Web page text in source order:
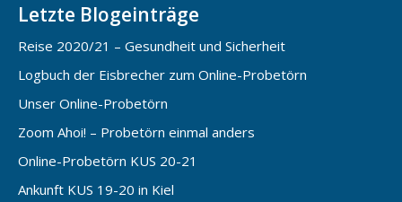
Letzte Blogeinträge
Reise 2020/21 – Gesundheit und Sicherheit
Logbuch der Eisbrecher zum Online-Probetörn
Unser Online-Probetörn
Zoom Ahoi! – Probetörn einmal anders
Online-Probetörn KUS 20-21
Ankunft KUS 19-20 in Kiel